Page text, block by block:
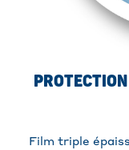
Film triple